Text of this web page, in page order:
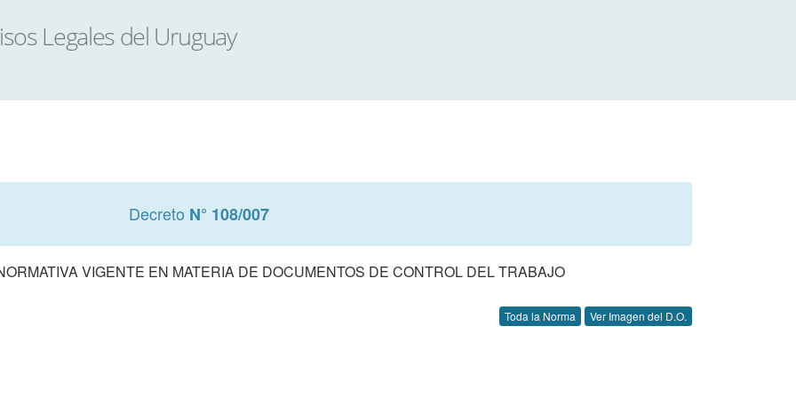
Decreto N° 108/007
VIGENTE EN MATERIA DE DOCUMENTOS DE CONTROL DEL TRABAJO
Toda la Norma Ver Imagen del D.O.